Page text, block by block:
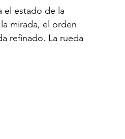
el estado de la
mirada, el orden
refinado. La rueda